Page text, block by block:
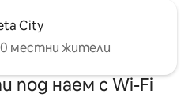
City
местни жители
под наем с Wi-Fi